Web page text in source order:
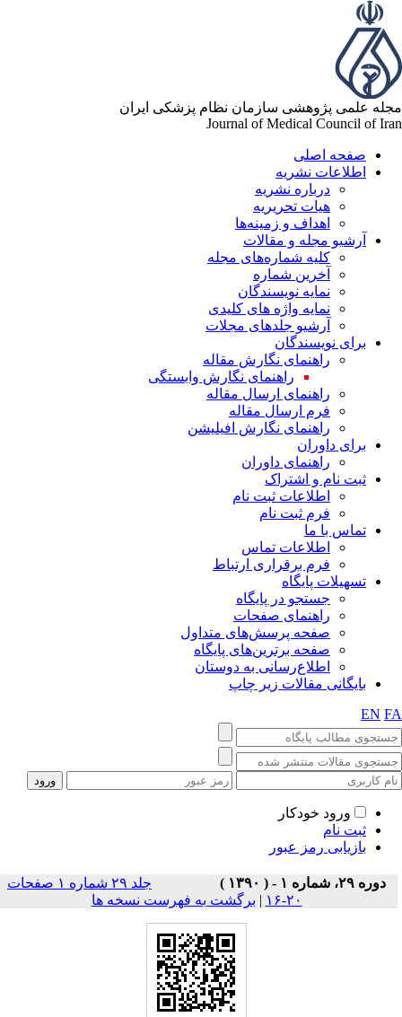
علمی پژوهشی سازمان نظام پزشکی ایران
Journal of Medical Council of
صفحه اصلی
اطلاعات نشریه
درباره نشریه
هیات تحریریه
اهداف و زمینه‌ها
آرشیو مجله و مقالات
کلیه شماره‌های مجله
آخرین شماره
نمایه نویسندگان
نمایه واژه های کلیدی
آرشیو جلدهای مجلات
برای نویسندگان
راهنمای نگارش مقاله
راهنمای نگارش وابستگی
راهنمای ارسال مقاله
فرم ارسال مقاله
راهنمای نگارش افیلیشن
برای داوران
راهنمای داوران
ثبت نام و اشتراک
اطلاعات ثبت نام
فرم ثبت نام
تماس با ما
اطلاعات تماس
فرم برقراری ارتباط
تسهیلات پایگاه
جستجو در پایگاه
راهنمای صفحات
صفحه پرسش‌های متداول
صفحه برترین‌های پایگاه
اطلاع‌رسانی به دوستان
بایگانی مقالات زیر چاپ
EN
ورود خودکار
ثبت نام
بازیابی رمز عبور
دوره ۲۹، شماره ۱ - ( ۱۳۹۰ )
جلد ۲۹ شماره ۱ صفحات
۲۰-۱۶
| برگشت به فهرست نسخه ها